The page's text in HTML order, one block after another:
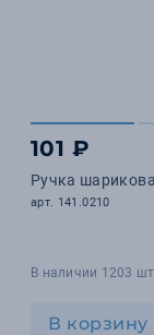
101 ₽
Ручка
арт. 141.0210
В наличии 1203
В корзину